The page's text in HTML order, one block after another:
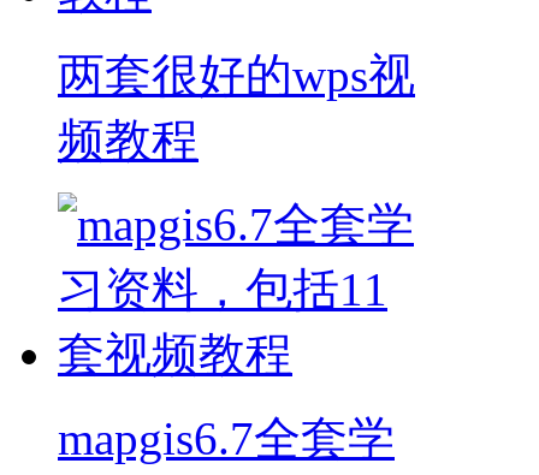
两套很好的wps视
频教程
mapgis6.7全套学